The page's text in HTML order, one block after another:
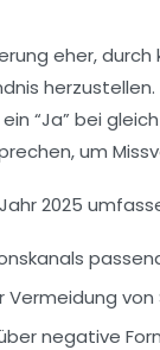
eher,
“Ja” bei
um
2025
von
negative